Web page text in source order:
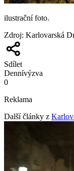
ilustrační foto.
Zdroj: Karlovarská
Sdílet
Dennívýzva
0
Reklama
Další články z